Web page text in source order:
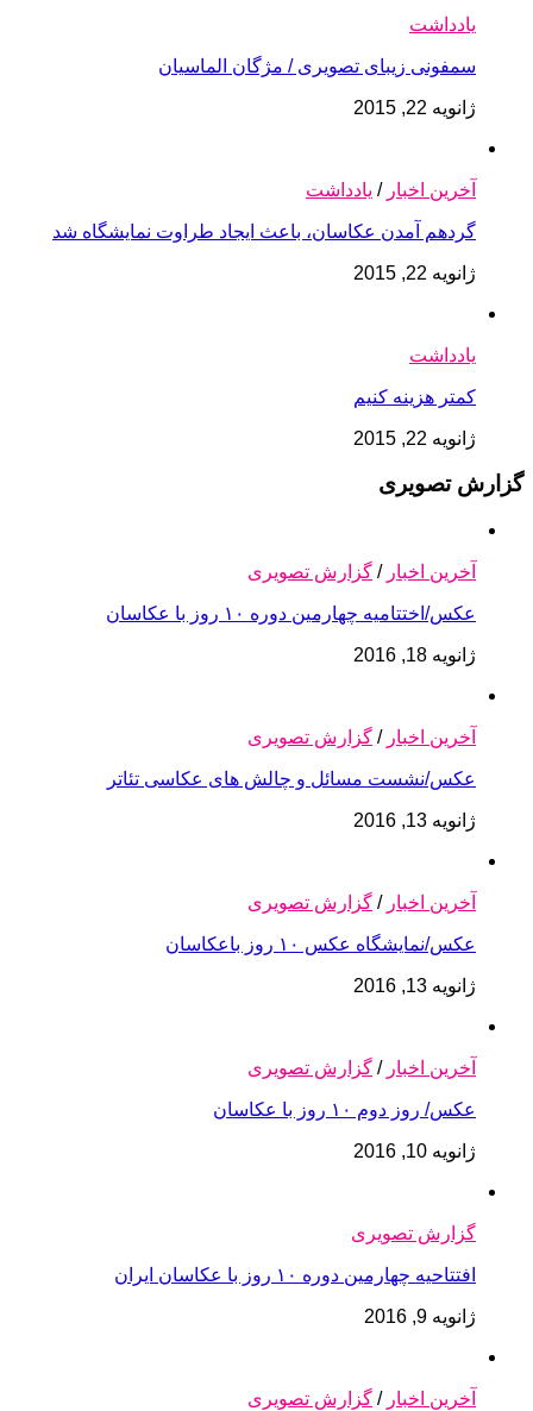
یادداشت
سمفونی زیبای تصویری / مژگان الماسیان
ژانویه 22, 2015
آخرین اخبار / یادداشت
گردهم آمدن عکاسان، باعث ایجاد طراوت نمایشگاه شد
ژانویه 22, 2015
یادداشت
کمتر هزینه کنیم
ژانویه 22, 2015
گزارش تصویری
آخرین اخبار / گزارش تصویری
عکس/اختتامیه چهارمین دوره ۱۰ روز با عکاسان
ژانویه 18, 2016
آخرین اخبار / گزارش تصویری
عکس/نشست مسائل و چالش های عکاسی تئاتر
ژانویه 13, 2016
آخرین اخبار / گزارش تصویری
عکس/نمایشگاه عکس ۱۰ روز باعکاسان
ژانویه 13, 2016
آخرین اخبار / گزارش تصویری
عکس/ روز دوم ۱۰ روز با عکاسان
ژانویه 10, 2016
گزارش تصویری
افتتاحیه چهارمین دوره ۱۰ روز با عکاسان ایران
ژانویه 9, 2016
آخرین اخبار / گزارش تصویری